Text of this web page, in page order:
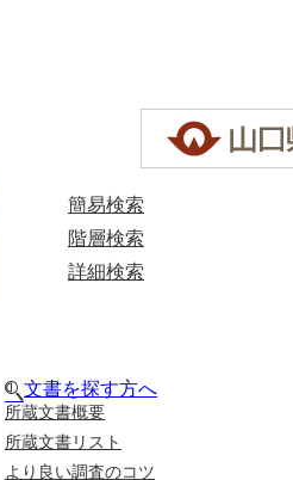
簡易検索
階層検索
詳細検索
文書を探す方へ
所蔵文書概要
所蔵文書リスト
より良い調査のコツ